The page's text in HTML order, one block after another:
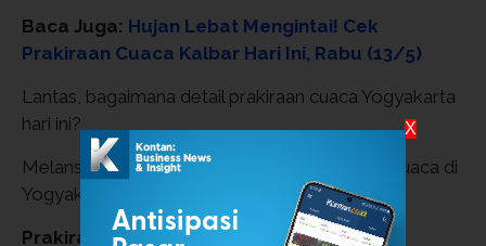
Baca Juga: Hujan Lebat Mengintai! Cek
Prakiraan Cuaca Kalbar Hari Ini, Rabu (13/5)
Lantas, bagaimana detail prakiraan cuaca Yogyakarta
hari ini?
Melansir dari laman BMKG, berikut prakiraan cuaca di
Yogyakarta, Solo, dan Semarang:
Prakiraan Cuaca Yogyakarta, Solo, dan
X